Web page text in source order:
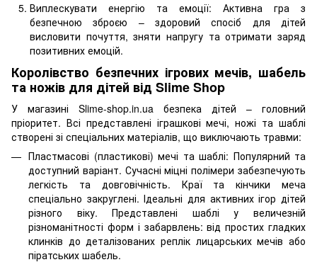
Виплескувати енергію та емоції: Активна гра з
безпечною зброєю – здоровий спосіб для дітей
висловити почуття, зняти напругу та отримати заряд
позитивних емоцій.
Королівство безпечних ігрових мечів, шабель
та ножів для дітей від Slime Shop
У магазині Slime-shop.in.ua безпека дітей – головний
пріоритет. Всі представлені іграшкові мечі, ножі та шаблі
створені зі спеціальних матеріалів, що виключають травми:
Пластмасові (пластикові) мечі та шаблі: Популярний та
доступний варіант. Сучасні міцні полімери забезпечують
легкість та довговічність. Краї та кінчики меча
спеціально закруглені. Ідеальні для активних ігор дітей
різного віку. Представлені шаблі у величезній
різноманітності форм і забарвлень: від простих гладких
клинків до деталізованих реплік лицарських мечів або
піратських шабель.